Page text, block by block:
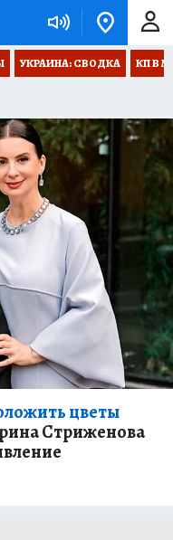
УКРАИНА: СВОДКА КП В
цветы
Стриженова